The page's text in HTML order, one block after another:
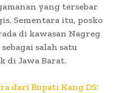
yang tersebar
Sementara itu, posko
di kawasan Nagreg
salah satu
di Jawa Barat.
dari Bupati Kang DS: